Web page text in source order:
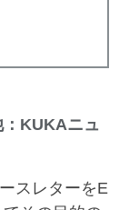
：KUKAニュ
スレターをE